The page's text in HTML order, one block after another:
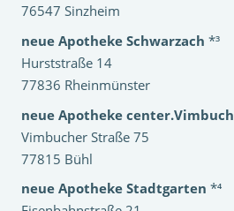
76547 Sinzheim
neue Apotheke Schwarzach *³
Hurststraße 14
77836 Rheinmünster
neue Apotheke center.Vimbuch
Vimbucher Straße 75
77815 Bühl
neue Apotheke Stadtgarten *⁴